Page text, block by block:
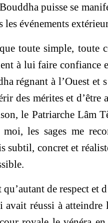
puisse se
événements
toute simple, toute
à lui faire confiance
régnant à l’Ouest et
des mérites et
le Patriarche Lâm
les sages me
subtil, concret et
de respect et
réussi à atteindre